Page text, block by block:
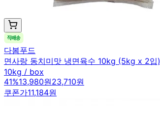
다봄푸드
면사랑 동치미맛 냉면육수 10kg (5kg x 2입)
10kg / box
41%13,980원23,710원
쿠폰가11,184원